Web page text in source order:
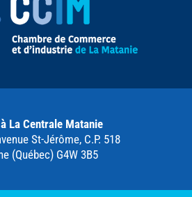
La Centrale Matanie
St-Jérôme, C.P. 518
(Québec) G4W 3B5